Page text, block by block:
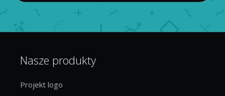
Nasze produkty
Projekt logo